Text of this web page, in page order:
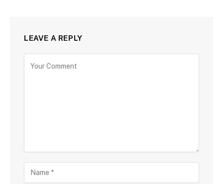
LEAVE A REPLY